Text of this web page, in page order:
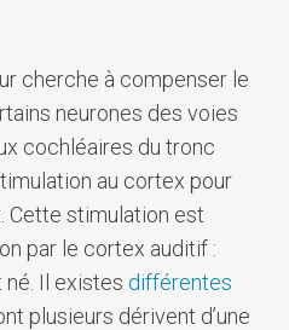
cherche à compenser le
neurones des voies
cochléaires du tronc
au cortex pour
Cette stimulation est
par le cortex auditif :
né. Il existes différentes
plusieurs dérivent d’une